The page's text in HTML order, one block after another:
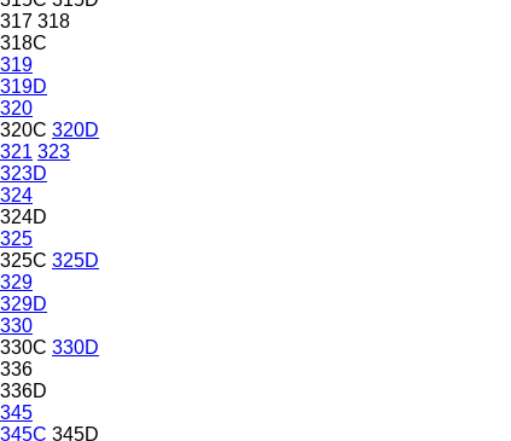
317 318
318C
319
319D
320
320C 320D
321 323
323D
324
324D
325
325C 325D
329
329D
330
330C 330D
336
336D
345
345C 345D